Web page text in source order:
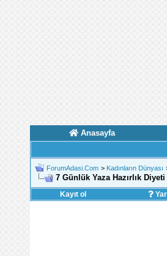
Anasayfa
ForumAdasi.Com > Kadınların Dünyası
7 Günlük Yaza Hazırlık Diyeti
Kayıt ol